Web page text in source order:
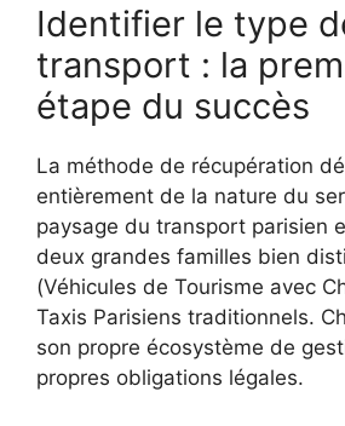
Identifier le type
transport : la
étape du succès
La méthode de récupération
entièrement de la nature du
paysage du transport parisien
deux grandes familles bien
(Véhicules de Tourisme avec
Taxis Parisiens traditionnels.
son propre écosystème de
propres obligations légales.